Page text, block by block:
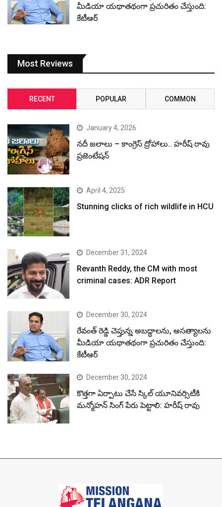
మీడియా యథాతథంగా ప్రచురితం చేస్తుంది:
కేటీఆర్
Most Reviews
RECENT POPULAR COMMON
January 4, 2026
నదీ జలాలు – కాంగ్రెస్ ద్రోహాలు.. హరీష్ రావు
ప్రజెంటేషన్
April 4, 2025
Stunning clicks of rich wildlife in HCU
December 31, 2024
Revanth Reddy, the CM with most
criminal cases: ADR Report
December 30, 2024
రేవంత్ రెడ్డి చెప్తున్న అబద్ధాలను, అసత్యాలను
మీడియా యథాతథంగా ప్రచురితం చేస్తుంది:
కేటీఆర్
December 30, 2024
కొత్తగా ఏర్పాటు చేసే స్కిల్ యూనివర్సిటీకి
మన్మోహన్ సింగ్ పేరు పెట్టాలి: హరీష్ రావు